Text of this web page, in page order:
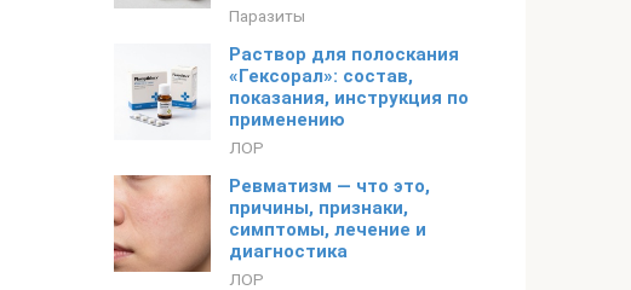
Паразиты
Раствор для полоскания
«Гексорал»: состав,
показания, инструкция по
применению
ЛОР
Ревматизм — что это,
причины, признаки,
симптомы, лечение и
диагностика
ЛОР